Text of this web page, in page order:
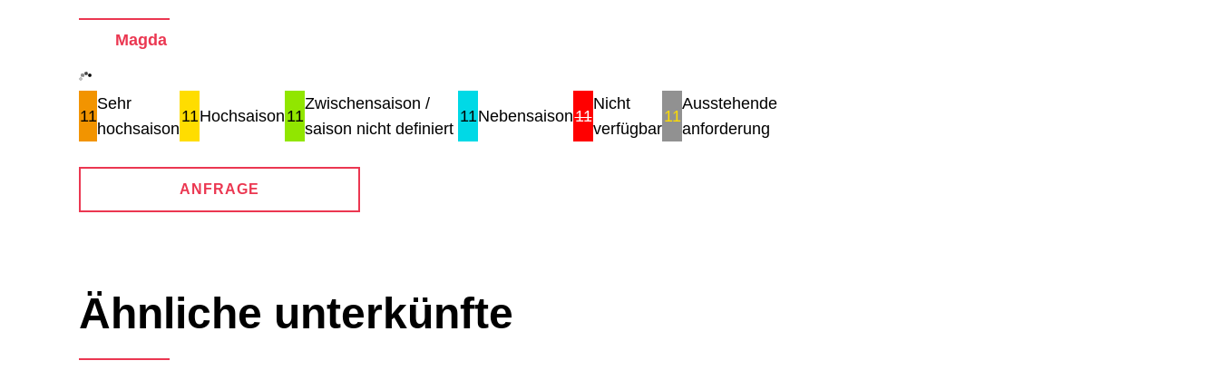
Magda
11
Sehr
hochsaison
11Hochsaison 11
Zwischensaison /
saison nicht definiert
11Nebensaison11
Nicht
verfügbar
11
Ausstehende
anforderung
ANFRAGE
Ähnliche unterkünfte